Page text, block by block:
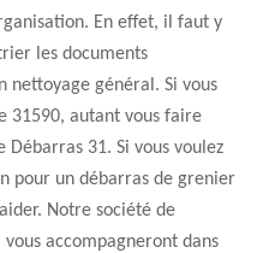
En effet, il faut y
les documents
nettoyage général. Si vous
31590, autant vous faire
31. Si vous voulez
pour un débarras de grenier
Notre société de
accompagneront dans